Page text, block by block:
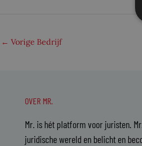
← Vorige Bedrijf
OVER MR.
Mr. is hét platform voor juristen.
juridische wereld en belicht en